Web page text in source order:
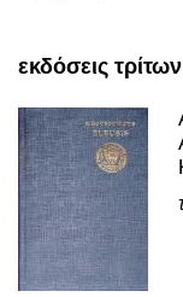
εκδόσεις